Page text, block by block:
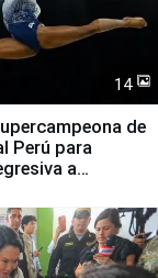
14
de
Perú para
a